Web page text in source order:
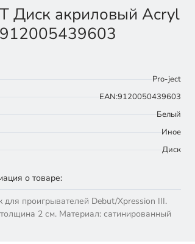
Диск акриловый Acryl
Pro-ject
EAN:9120050439603
Белый
Иное
Диск
о товаре:
для проигрывателей Debut/Xpression III.
2 см. Материал: сатинированный